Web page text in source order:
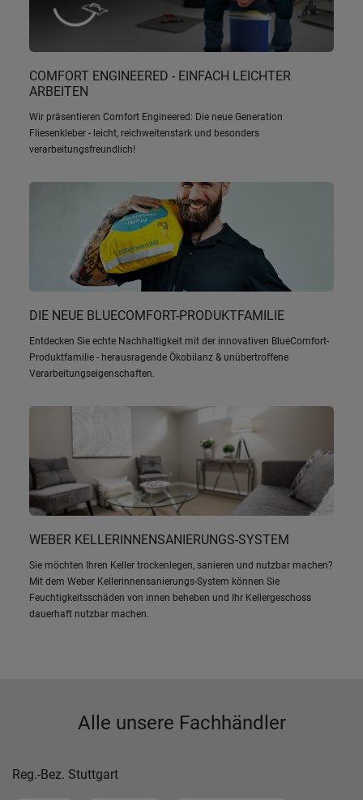
COMFORT ENGINEERED - EINFACH LEICHTER
ARBEITEN
Wir präsentieren Comfort Engineered: Die neue Generation
Fliesenkleber - leicht, reichweitenstark und besonders
verarbeitungsfreundlich!
DIE NEUE BLUECOMFORT-PRODUKTFAMILIE
Entdecken Sie echte Nachhaltigkeit mit der innovativen BlueComfort-
Produktfamilie - herausragende Ökobilanz & unübertroffene
Verarbeitungseigenschaften.
WEBER KELLERINNENSANIERUNGS-SYSTEM
Sie möchten Ihren Keller trockenlegen, sanieren und nutzbar machen?
Mit dem Weber Kellerinnensanierungs-System können Sie
Feuchtigkeitsschäden von innen beheben und Ihr Kellergeschoss
dauerhaft nutzbar machen.
Alle unsere Fachhändler
Reg.-Bez. Stuttgart